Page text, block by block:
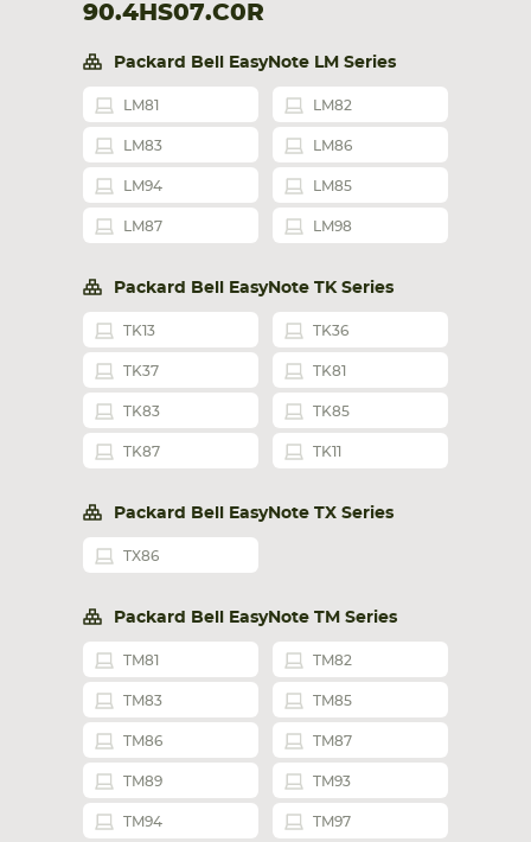
90.4HS07.C0R
Packard Bell EasyNote LM Series
LM81 LM82
LM83 LM86
LM94 LM85
LM87 LM98
Packard Bell EasyNote TK Series
TK13 TK36
TK37 TK81
TK83 TK85
TK87 TK11
Packard Bell EasyNote TX Series
TX86
Packard Bell EasyNote TM Series
TM81 TM82
TM83 TM85
TM86 TM87
TM89 TM93
TM94 TM97